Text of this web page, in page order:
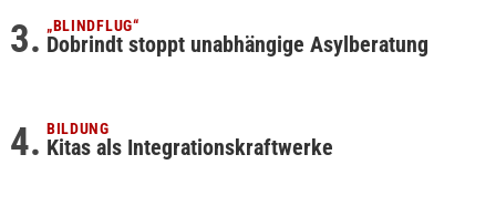
„BLINDFLUG“
Dobrindt stoppt unabhängige Asylberatung
BILDUNG
Kitas als Integrationskraftwerke